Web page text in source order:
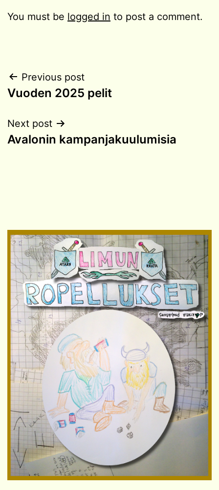
You must be logged in to post a comment.
Post
navigation
Previous post
Vuoden 2025 pelit
Next post
Avalonin kampanjakuulumisia